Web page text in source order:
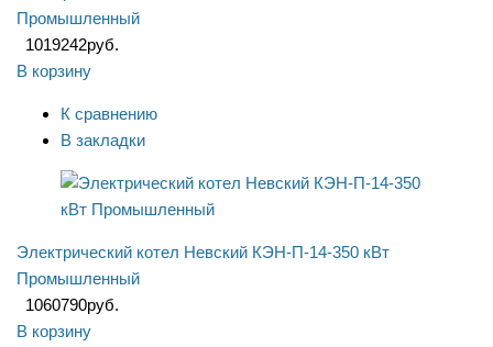
Промышленный
1019242руб.
В корзину
К сравнению
В закладки
Электрический котел Невский КЭН-П-14-350 кВт
Промышленный
1060790руб.
В корзину